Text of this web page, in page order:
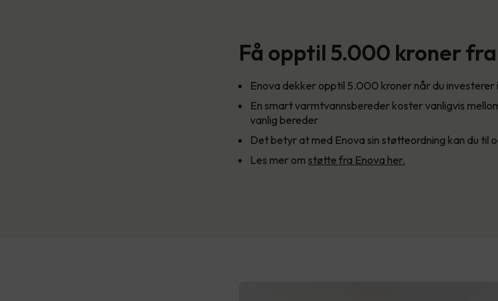
Få opptil 5.000 kroner
Enova dekker opptil 5.000 kroner når du
En smart varmtvannsbereder koster vanligvis
vanlig bereder
Det betyr at med Enova sin støtteordning kan du til
Les mer om støtte fra Enova her.